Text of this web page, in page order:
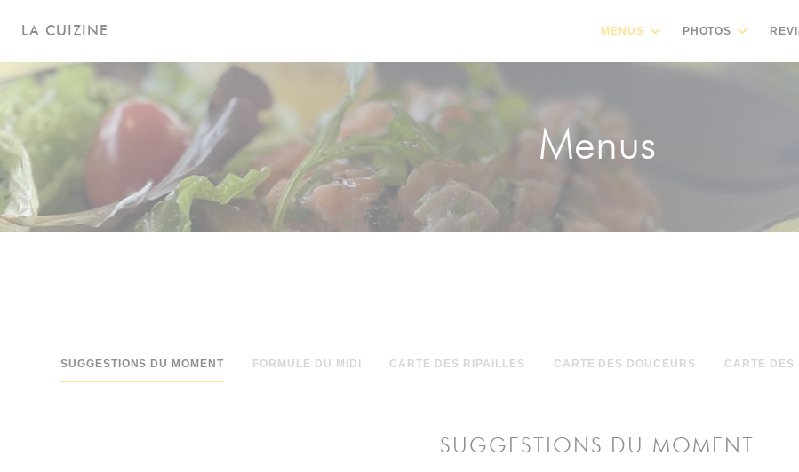
LA CUIZINE MENUS PHOTOS
Menus
SUGGESTIONS DU MOMENT FORMULE DU MIDI CARTE DES RIPAILLES CARTE DES DOUCEURS CARTE DES
SUGGESTIONS DU MOMENT